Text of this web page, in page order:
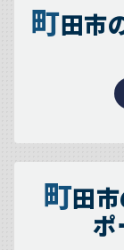
町田市
町田
ポ